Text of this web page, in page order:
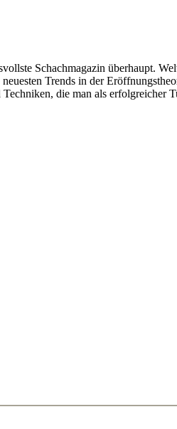
Schachmagazin überhaupt.
Trends in der
die man als